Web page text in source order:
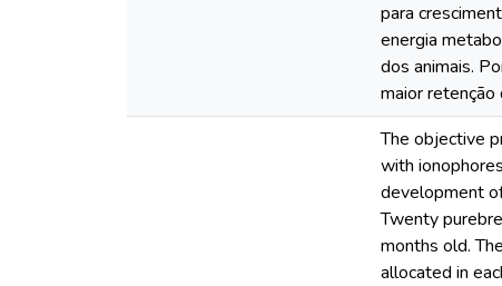
para
energia
dos animais.
maior retenção
The objective
with
development
Twenty
months old.
allocated in